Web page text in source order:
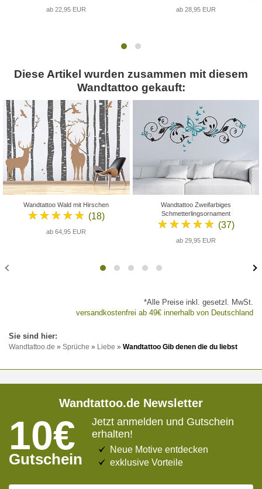
ab 22,95 EUR
ab 28,95 EUR
Diese Artikel wurden zusammen mit diesem
Wandtattoo gekauft:
Wandtattoo Wald mit Hirschen
★★★★★ (18)
ab 64,95 EUR
Wandtattoo Zweifarbiges
Schmetterlingsornament
★★★★★ (37)
ab 29,95 EUR
*Alle Preise inkl. gesetzl. MwSt.
versandkostenfrei ab 49€ innerhalb von Deutschland
Wandtattoo.de » Sprüche » Liebe » Wandtattoo Gib denen die du liebst
Wandtattoo.de Newsletter
10€
Gutschein
Jetzt anmelden und Gutschein
erhalten!
Neue Motive entdecken
exklusive Vorteile